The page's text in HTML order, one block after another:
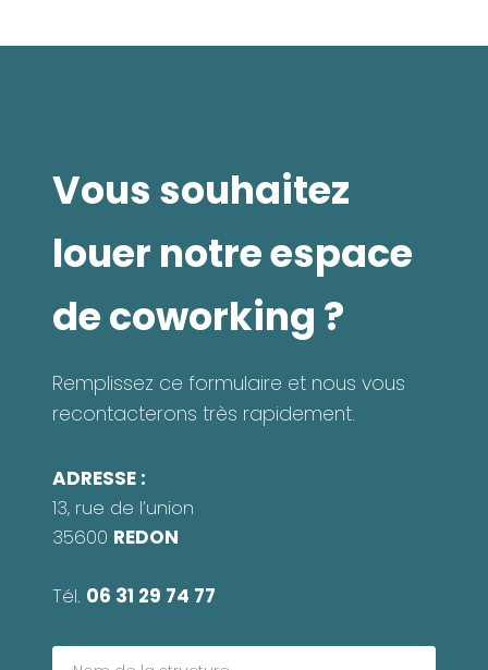
Vous souhaitez
louer notre espace
de coworking ?
Remplissez ce formulaire et nous vous
recontacterons très rapidement.
ADRESSE :
13, rue de l’union
35600 REDON
Tél. 06 31 29 74 77